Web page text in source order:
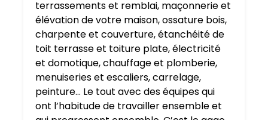
terrassements et remblai, maçonnerie et
élévation de votre maison, ossature bois,
charpente et couverture, étanchéité de
toit terrasse et toiture plate, électricité
et domotique, chauffage et plomberie,
menuiseries et escaliers, carrelage,
peinture… Le tout avec des équipes qui
ont l’habitude de travailler ensemble et